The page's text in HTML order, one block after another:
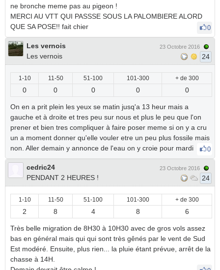
ne bronche meme pas au pigeon !
MERCI AU VTT QUI PASSSE SOUS LA PALOMBIERE ALORD
QUE SA POSE!! fait chier
0
Les vernois
Les vernois
23 Octobre 2016
24
1-10 11-50 51-100 101-300 + de 300
0 0 0 0 0
On en a prit plein les yeux se matin jusq'a 13 heur mais a
gauche et à droite et tres peu sur nous et plus le peu que l'on
prener et bien tres compliquer à faire poser meme si on y a cru
un a moment donner qu'elle vouler etre un peu plus fossile mais
non. Aller demain y annonce de l'eau on y croie pour mardi
0
cedric24
PENDANT 2 HEURES !
23 Octobre 2016
24
1-10 11-50 51-100 101-300 + de 300
2 8 4 8 6
Très belle migration de 8H30 à 10H30 avec de gros vols assez
bas en général mais qui qui sont très gênés par le vent de Sud
Est modéré. Ensuite, plus rien... la pluie étant prévue, arrêt de la
chasse à 14H.